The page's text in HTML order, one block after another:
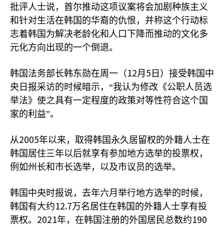
批评人士说，首尔推动这项议案将会加剧种族主义
和针对生活在韩国的华裔的仇恨，并称这个行动标
志着韩国为解决老龄化和人口下降而推动的文化多
元化方向出现的一个倒退。
韩国法务部长韩东勋在周一（ 12月 5 日）接受韩国中
央日报采访的时候暗示，“我认为修改《公职人员选
举法》使之具有一定程度的政策对等性符合这个国
家的利益”。
从2005年以来，取得韩国永久居留权的外籍人士在
韩国居住三年以后就享有参加地方选举的投票权，
例如州长和市长选举，以及市议员的选举。
韩国中央时报说，去年六月举行地方选举的时候，
韩国有大约12.7万名居住在韩国的外籍人士享有投
票权。 2021年，在韩国注册的外国居民总数约190